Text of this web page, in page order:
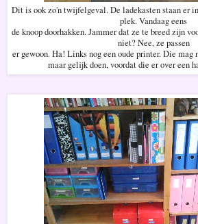
Dit is ook zo'n twijfelgeval. De ladekasten staan er
plek. Vandaag eens
de knoop doorhakken. Jammer dat ze te breed zijn
niet? Nee, ze passen
er gewoon. Ha! Links nog een oude printer. Die mag
maar gelijk doen, voordat die er over een